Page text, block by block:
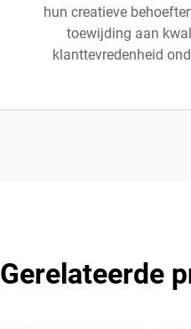
hun creatieve
toewijding aan
klanttevredenheid
Gerelateerde